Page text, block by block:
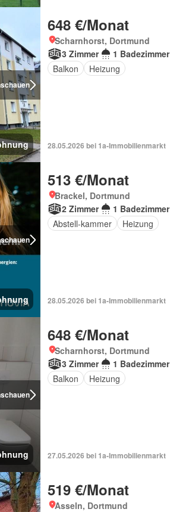
648 €/Monat
Scharnhorst, Dortmund
3 Zimmer
1 Badezimmer
Balkon
Heizung
28.05.2026 bei 1a-Immobilienmarkt
513 €/Monat
Brackel, Dortmund
2 Zimmer
1 Badezimmer
Abstell-kammer
Heizung
28.05.2026 bei 1a-Immobilienmarkt
648 €/Monat
Scharnhorst, Dortmund
3 Zimmer
1 Badezimmer
Balkon
Heizung
27.05.2026 bei 1a-Immobilienmarkt
519 €/Monat
Asseln, Dortmund